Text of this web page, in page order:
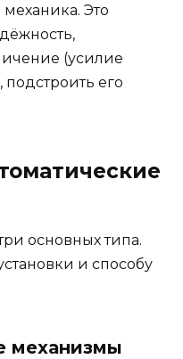
Это
(усилие
его
основных типа.
и способу
механизмы